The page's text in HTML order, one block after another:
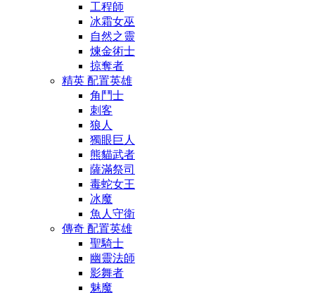
工程師
冰霜女巫
自然之靈
煉金術士
掠奪者
精英 配置英雄
角鬥士
刺客
狼人
獨眼巨人
熊貓武者
薩滿祭司
毒蛇女王
冰魔
魚人守衛
傳奇 配置英雄
聖騎士
幽靈法師
影舞者
魅魔